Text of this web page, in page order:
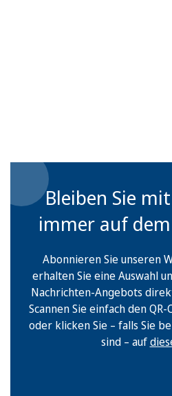
Bleiben Sie
immer auf
Abonnieren Sie unseren
erhalten Sie eine Auswahl
Nachrichten-Angebots
Scannen Sie einfach den
oder klicken Sie – falls Sie
sind – auf